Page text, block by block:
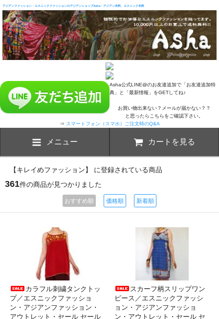
アジアンファッション・エスニックファッションのアジアンショップAsha・アジアン衣料、エスニック衣料
Asha公式LINE@のお友達追加で「お友達追加特
典」と「最新情報」をGETしてね♪
お買い物出来ない？メールが届かない？？
と思ったらこちらをご確認下さい。
⇒ スマートフォン（スマホ）ご注文時のQ&A
メニュー カートを見る
【キレイめファッション】 に登録されている商品
361件の商品が見つかりました
おすすめ順 価格順 新着順
カラフル刺繍タンクトッ
プ／エスニックファッショ
ン・アジアンファッション・
アウトレット・セール セール
スカーフ柄スリップワン
ピース／エスニックファッシ
ョン・アジアンファッショ
ン・アウトレット・セール セ